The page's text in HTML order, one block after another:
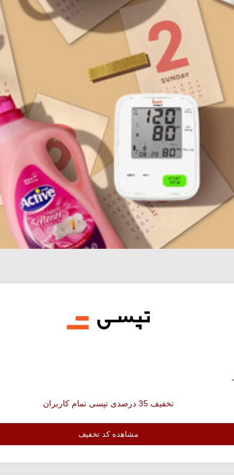
تخفیف 35 درصدی تپسی تمام کاربران
مشاهده کد تخفیف